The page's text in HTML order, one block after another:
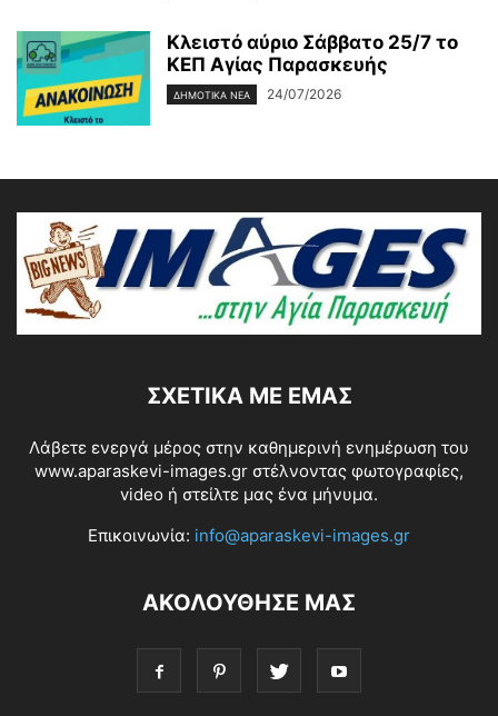
Κλειστό αύριο Σάββατο 25/7 το
ΚΕΠ Αγίας Παρασκευής
ΔΗΜΟΤΙΚΑ ΝΕΑ 24/07/2026
ΣΧΕΤΙΚΆ ΜΕ ΕΜΆΣ
Λάβετε ενεργά μέρος στην καθημερινή ενημέρωση του
www.aparaskevi-images.gr στέλνοντας φωτογραφίες,
video ή στείλτε μας ένα μήνυμα.
Επικοινωνία: info@aparaskevi-images.gr
ΑΚΟΛΟΥΘΗΣΕ ΜΑΣ